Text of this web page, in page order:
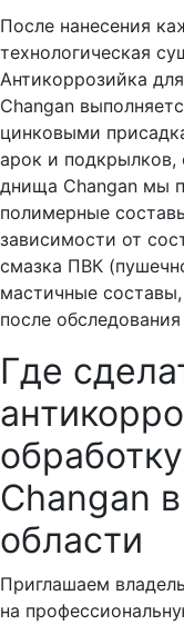
После нанесения
технологическая
Антикоррозийка
Сhangan
цинковыми
арок и подкрылков,
днища Сhangan мы
полимерные
зависимости от
смазка ПВК
мастичные
после
Где
Сhangan
области
Приглашаем
на